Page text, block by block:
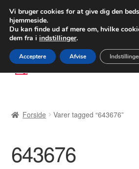
LEVERING fra
FEDEX
80 82 72 02
Spring
til
Spring
til
Betalinger
Kasse
Forside Varer tagged “643676”
643676
Vi bruger cookies for at give dig den
hjemmeside.
Du kan finde ud af mere om, hvilke
dem fra i indstillinger.
Acceptere Afvise